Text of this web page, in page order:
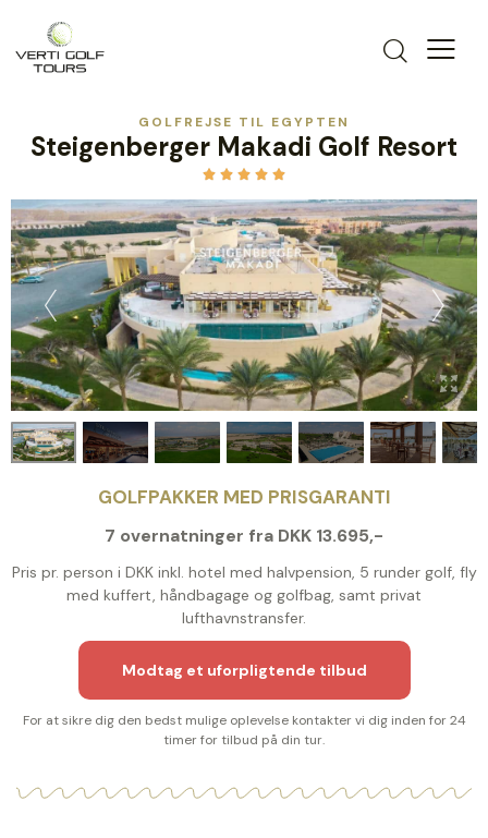
GOLFREJSE TIL EGYPTEN
Steigenberger Makadi Golf Resort
    
GOLFPAKKER MED PRISGARANTI
7 overnatninger fra DKK 13.695,-
Pris pr. person i DKK inkl. hotel med halvpension, 5 runder golf, fly
med kuffert, håndbagage og golfbag, samt privat
lufthavnstransfer.
Modtag et uforpligtende tilbud
For at sikre dig den bedst mulige oplevelse kontakter vi dig inden for 24
timer for tilbud på din tur.